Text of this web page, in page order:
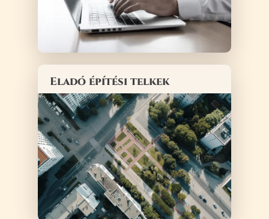
Eladó építési telkek